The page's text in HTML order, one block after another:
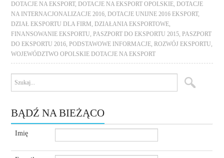
DOTACJE NA EKSPORT,DOTACJE NA EKSPORT OPOLSKIE ,DOTACJE
NA INTERNACJONALIZACJE 2016 ,DOTACJE UNIJNE 2016 EKSPORT,
DZIAŁ EKSPORTU DLA FIRM ,DZIAŁANIA EKSPORTOWE
FINANSOWANIE EKSPORTU ,PASZPORT DO EKSPORTU 2015 ,PASZPORT
DO EKSPORTU 2016 ,PODSTAWOWE INFORMACJE ,ROZWÓJ EKSPORTU
WOJEWÓDZTWO OPOLSKIE DOTACJE NA EKSPORT
BĄDŹ NA BIEŻĄCO
Imię